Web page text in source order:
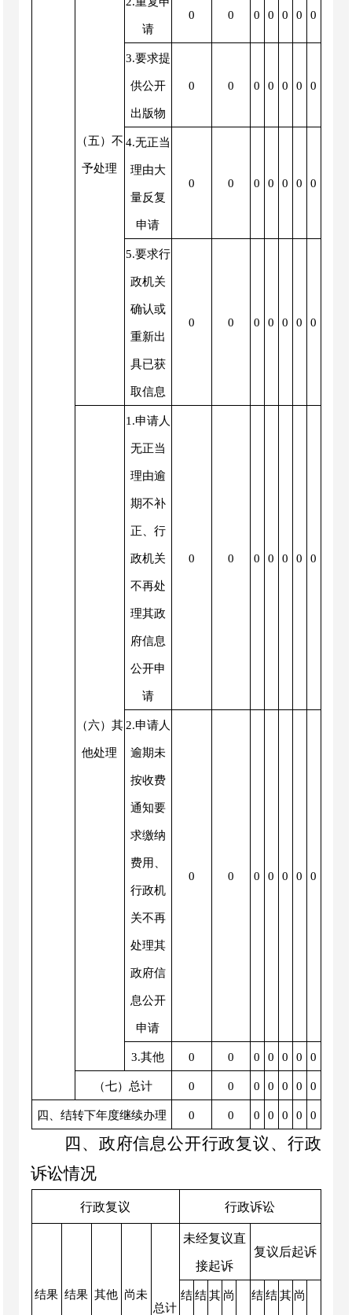
（五）不
予处理
请
0 0 0 0 0 0 0
3.要求提
供公开
出版物
0 0 0 0 0 0 0
4.无正当
理由大
量反复
申请
0 0 0 0 0 0 0
5.要求行
政机关
确认或
重新出
具已获
取信息
0 0 0 0 0 0 0
（六）其
他处理
1.申请人
无正当
理由逾
期不补
正、行
政机关
不再处
理其政
府信息
公开申
请
0 0 0 0 0 0 0
2.申请人
逾期未
按收费
通知要
求缴纳
费用、
行政机
关不再
处理其
政府信
息公开
申请
0 0 0 0 0 0 0
3.其他 0 0 0 0 0 0 0
（七）总计 0 0 0 0 0 0 0
四、结转下年度继续办理 0 0 0 0 0 0 0
四、政府信息公开行政复议、行政
诉讼情况
行政复议 行政诉讼
结果 结果 其他 尚未
总计
未经复议直
接起诉
复议后起诉
结 结 其 尚 结 结 其 尚